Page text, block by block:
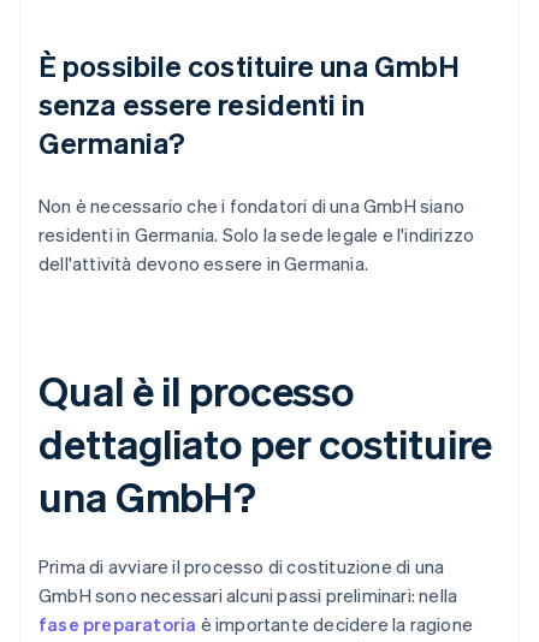
È possibile costituire una GmbH
senza essere residenti in
Germania?
Non è necessario che i fondatori di una GmbH siano
residenti in Germania. Solo la sede legale e l'indirizzo
dell'attività devono essere in Germania.
Qual è il processo
dettagliato per costituire
una GmbH?
Prima di avviare il processo di costituzione di una
GmbH sono necessari alcuni passi preliminari: nella
fase preparatoria è importante decidere la ragione